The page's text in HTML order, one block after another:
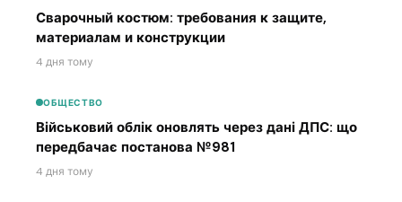
Сварочный костюм: требования к защите,
материалам и конструкции
4 дня тому
ОБЩЕСТВО
Військовий облік оновлять через дані ДПС: що
передбачає постанова №981
4 дня тому